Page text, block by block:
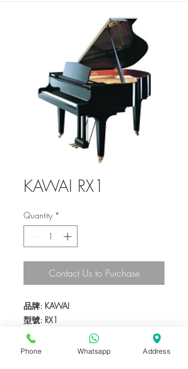
KAWAI RX1
Quantity *
Contact Us to Purchase
品牌: KAWAI
型號: RX1
琴色: 黑色
產地：日本
Phone Whatsapp Address